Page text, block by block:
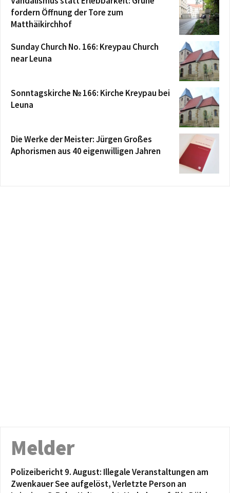
fordern Öffnung der Tore zum
Matthäikirchhof
Sunday Church No. 166: Kreypau Church
near Leuna
Sonntagskirche № 166: Kirche Kreypau bei
Leuna
Die Werke der Meister: Jürgen Großes
Aphorismen aus 40 eigenwilligen Jahren
Melder
Polizeibericht 9. August: Illegale Veranstaltungen am
Zwenkauer See aufgelöst, Verletzte Person an